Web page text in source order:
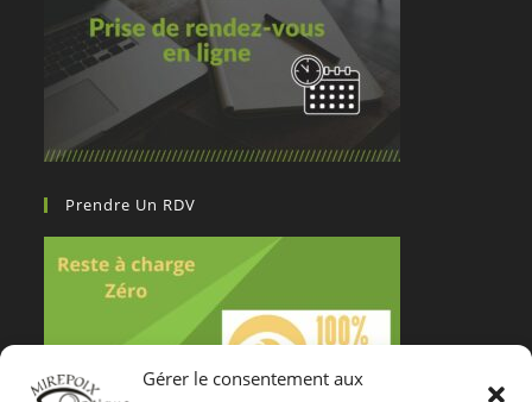
Gérer le consentement aux
Prendre Un RDV